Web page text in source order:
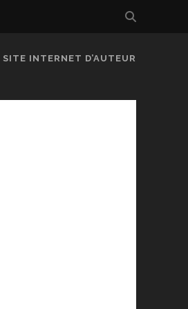
SITE INTERNET D’AUTEUR